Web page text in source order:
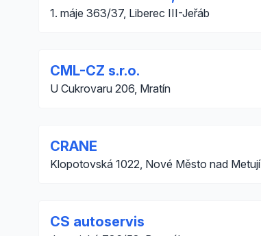
1. máje 363/37, Liberec III-Jeřáb
CML-CZ s.r.o.
U Cukrovaru 206, Mratín
CRANE
Klopotovská 1022, Nové Město nad Metují
CS autoservis